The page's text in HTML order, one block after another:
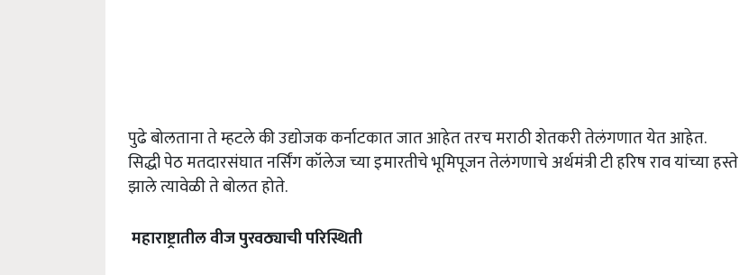
पुढे बोलताना ते म्हटले की उद्योजक कर्नाटकात जात आहेत तरच मराठी शेतकरी तेलंगणात येत आहेत.
सिद्धी पेठ मतदारसंघात नर्सिंग कॉलेज च्या इमारतीचे भूमिपूजन तेलंगणाचे अर्थमंत्री टी हरिष राव यांच्या हस्ते
झाले त्यावेळी ते बोलत होते.
महाराष्ट्रातीलवीजपुरवठ्याचीपरिस्थिती